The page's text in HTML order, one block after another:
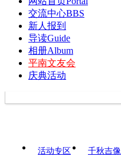
交流中心BBS
新人报到
导读Guide
相册Album
平南文友会
庆典活动
活动专区 千秋吉像